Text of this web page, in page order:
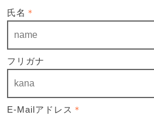
氏名 ＊
フリガナ
E-Mailアドレス ＊